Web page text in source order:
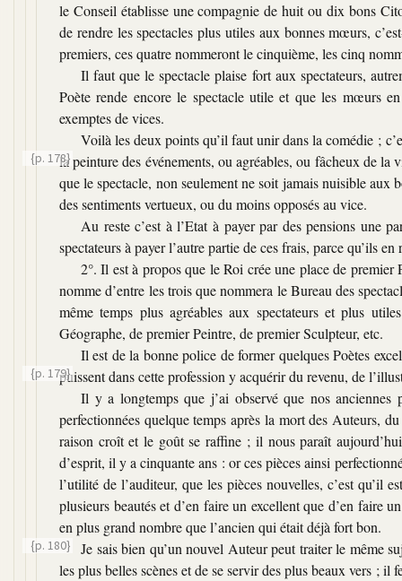
le Conseil établisse une compagnie de huit ou dix bons
de rendre les spectacles plus utiles aux bonnes mœurs,
premiers, ces quatre nommeront le cinquième, les cinq
Il faut que le spectacle plaise fort aux spectateurs,
Poète rende encore le spectacle utile et que les mœurs
exemptes de vices.
Voilà les deux points qu’il faut unir dans la comédie ;
la peinture des événements, ou agréables, ou fâcheux de la
{p. 178}
que le spectacle, non seulement ne soit jamais nuisible
des sentiments vertueux, ou du moins opposés au vice.
Au reste c’est à l’Etat à payer par des pensions une
spectateurs à payer l’autre partie de ces frais, parce qu’ils
2°. Il est à propos que le Roi crée une place de
nomme d’entre les trois que nommera le Bureau des
même temps plus agréables aux spectateurs et plus
Géographe, de premier Peintre, de premier Sculpteur, etc.
Il est de la bonne police de former quelques Poètes
puissent dans
{p. 179}
cette profession y acquérir du revenu, de
Il y a longtemps que j’ai observé que nos
perfectionnées quelque temps après la mort des Auteurs,
raison croît et le goût se raffine ; il nous paraît
d’esprit, il y a cinquante ans : or ces pièces ainsi
l’utilité de l’auditeur, que les pièces nouvelles, c’est
plusieurs beautés et d’en faire un excellent que d’en faire
en plus grand nombre que l’ancien qui était déjà fort bon.
Je sais bien qu’un nouvel Auteur peut traiter le même
{p. 180}
les plus belles scènes et de se servir des plus beaux vers ;